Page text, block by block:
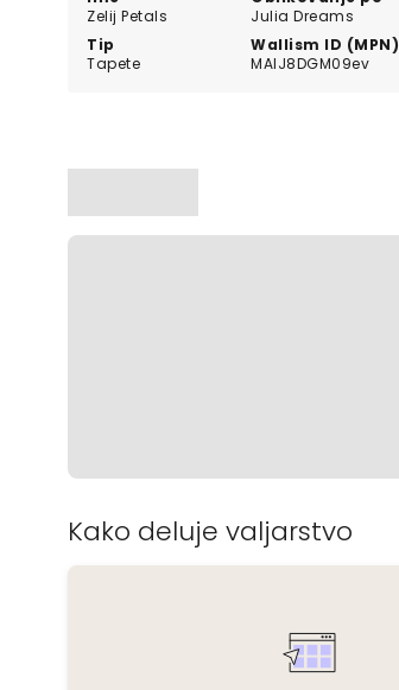
Zelij Petals
Julia Dreams
Tip
Tapete
Wallism ID (MPN)
MAlJ8DGM09ev
Kako deluje valjarstvo